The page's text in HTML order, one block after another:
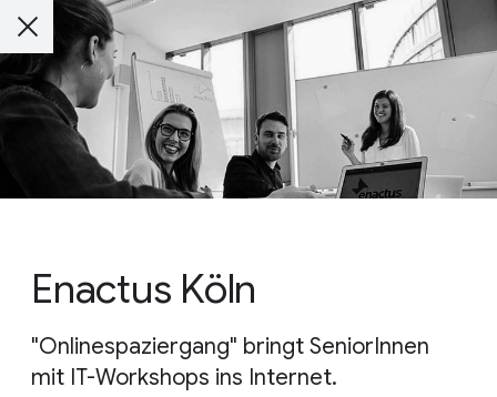
Enactus Köln
"Onlinespaziergang" bringt SeniorInnen
mit IT-Workshops ins Internet.